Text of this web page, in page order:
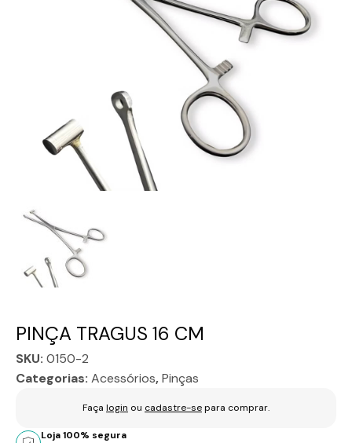
PINÇA TRAGUS 16 CM
SKU: 0150-2
Categorias: Acessórios,Pinças
Faça login ou cadastre-separa comprar.
Loja 100% segura